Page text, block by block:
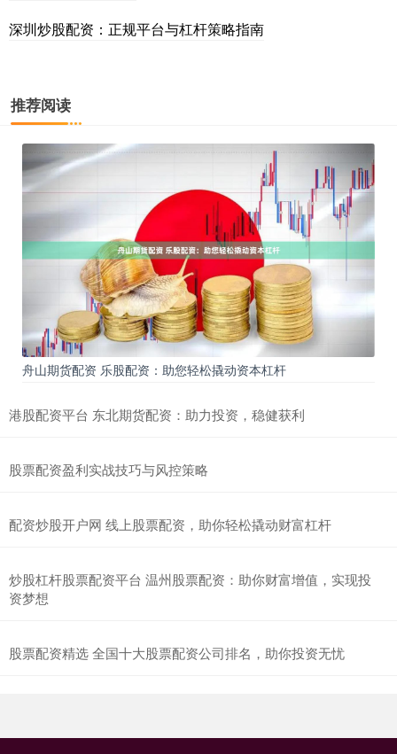
深圳炒股配资：正规平台与杠杆策略指南
推荐阅读
舟山期货配资 乐股配资：助您轻松撬动资本杠杆
港股配资平台 东北期货配资：助力投资，稳健获利
股票配资盈利实战技巧与风控策略
配资炒股开户网 线上股票配资，助你轻松撬动财富杠杆
炒股杠杆股票配资平台 温州股票配资：助你财富增值，实现投
资梦想
股票配资精选 全国十大股票配资公司排名，助你投资无忧